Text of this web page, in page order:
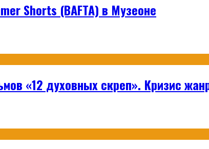
Shorts (BAFTA) в Музеоне
«12 духовных скреп». Кризис